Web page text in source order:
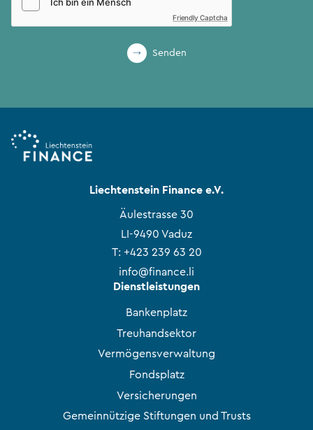
Friendly Captcha
Senden
Liechtenstein Finance e.V.
Äulestrasse 30
LI-9490 Vaduz
T: +423 239 63 20
info@finance.li
Dienstleistungen
Bankenplatz
Treuhandsektor
Vermögensverwaltung
Fondsplatz
Versicherungen
Gemeinnützige Stiftungen und Trusts